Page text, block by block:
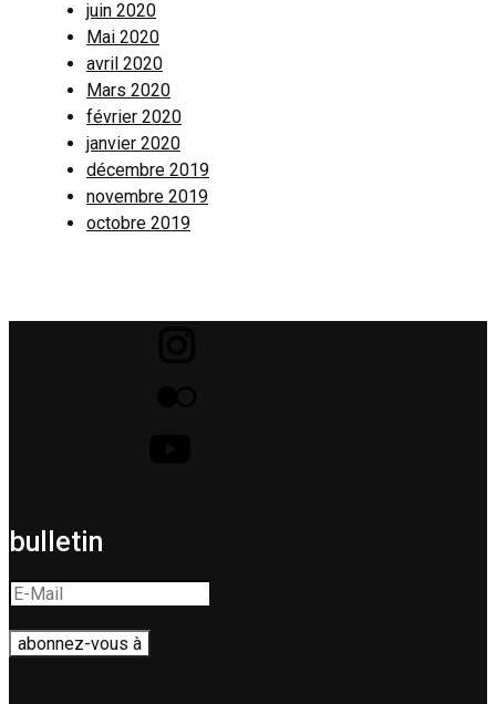
juin 2020
Mai 2020
avril 2020
Mars 2020
février 2020
janvier 2020
décembre 2019
novembre 2019
octobre 2019
bulletin